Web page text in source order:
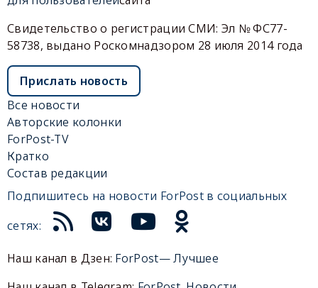
Свидетельство о регистрации СМИ: Эл № ФС77-
58738, выдано Роскомнадзором 28 июля 2014 года
Прислать новость
Все новости
Авторские колонки
ForPost-TV
Кратко
Состав редакции
Подпишитесь на новости ForPost в социальных
сетях:
Наш канал в Дзен: ForPost— Лучшее